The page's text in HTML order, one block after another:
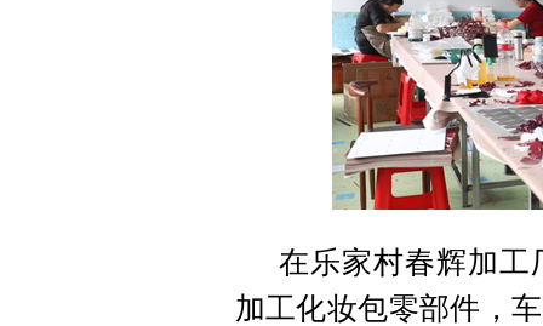
在乐家村春辉加工
加工化妆包零部件，